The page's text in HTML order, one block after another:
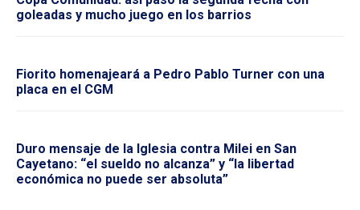
goleadas y mucho juego en los barrios
Fiorito homenajeará a Pedro Pablo Turner con una
placa en el CGM
Duro mensaje de la Iglesia contra Milei en San
Cayetano: “el sueldo no alcanza” y “la libertad
económica no puede ser absoluta”